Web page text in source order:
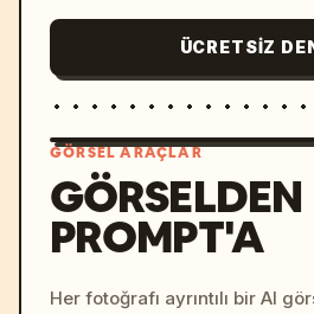
ÜCRETSIZ
GÖRSEL ARAÇLAR
GÖRSELDEN
PROMPT'A
Her fotoğrafı ayrıntılı bir AI